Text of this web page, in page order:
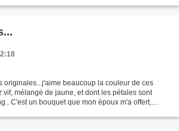
originales...j'aime beaucoup la couleur de ces
vif, mélangé de jaune, et dont les pétales sont
C'est un bouquet que mon époux m'a offert,